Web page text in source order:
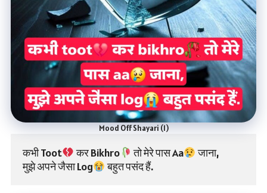
Mood Off Shayari (1)
कभी Toot कर Bikhro तो मेरे पास Aa
जाना,
मुझे अपने जैसा Log
बहुत पसंद हैं.